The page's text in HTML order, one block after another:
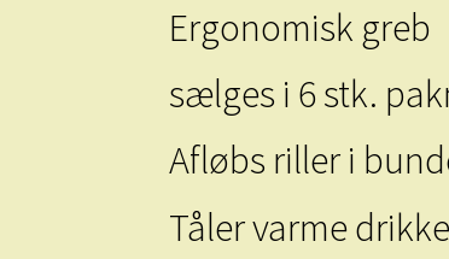
Ergonomisk greb
sælges i 6 stk.
Afløbs riller i
Tåler varme drikke